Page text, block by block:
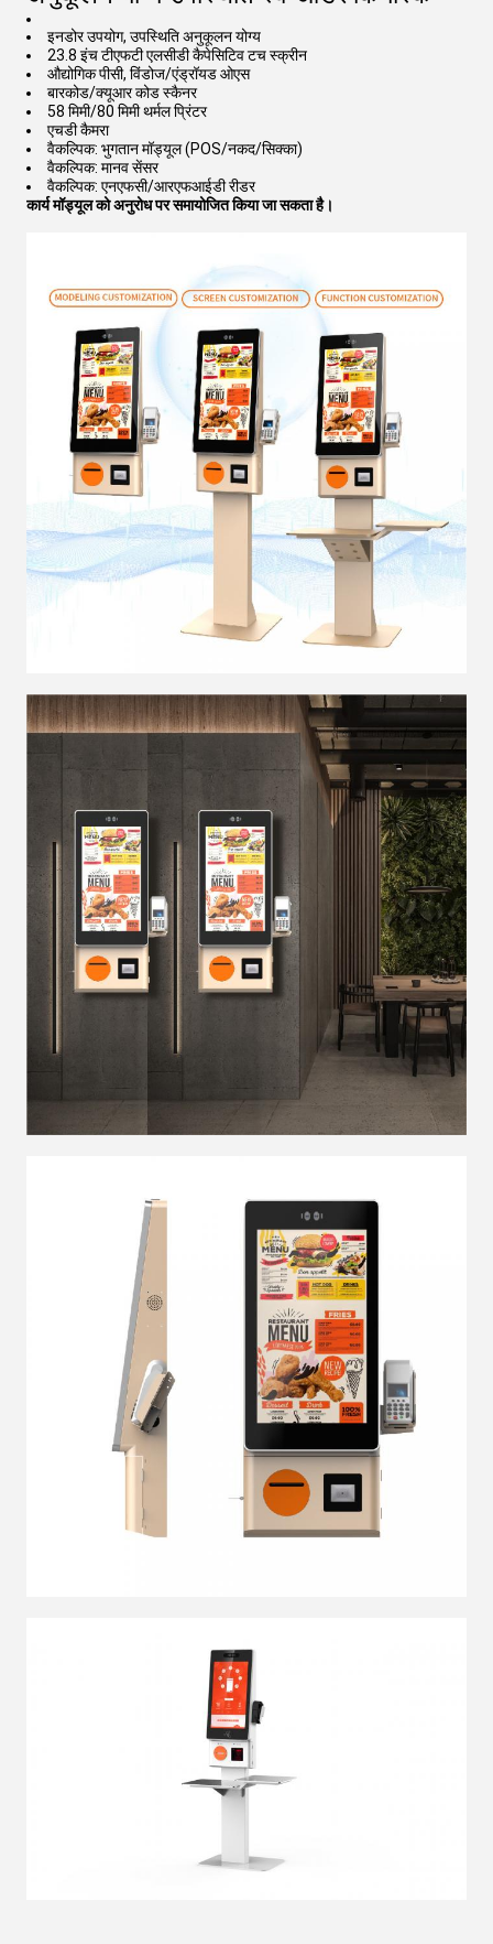
इनडोर उपयोग, उपस्थिति अनुकूलन योग्य
23.8 इंच टीएफटी एलसीडी कैपेसिटिव टच स्क्रीन
औद्योगिक पीसी, विंडोज/एंड्रॉयड ओएस
बारकोड/क्यूआर कोड स्कैनर
58 मिमी/80 मिमी थर्मल प्रिंटर
एचडी कैमरा
वैकल्पिक: भुगतान मॉड्यूल (POS/नकद/सिक्का)
वैकल्पिक: मानव सेंसर
वैकल्पिक: एनएफसी/आरएफआईडी रीडर
कार्य मॉड्यूल को अनुरोध पर समायोजित किया जा सकता है।